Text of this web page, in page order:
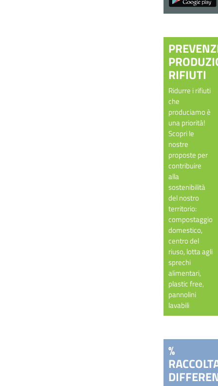
RIFIUTI
Ridurre i rifiuti
che
produciamo è
una priorità!
Scopri le
nostre
proposte per
contribuire
alla
sostenibilità
del nostro
territorio:
compostaggio
domestico,
centro del
riuso, lotta agli
sprechi
alimentari,
plastic free,
pannolini
lavabili
%